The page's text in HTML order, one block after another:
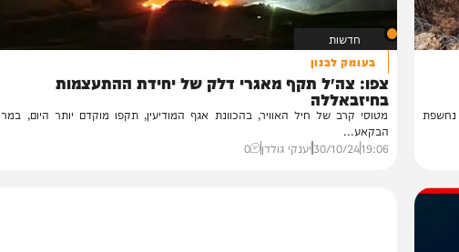
חדשות
בעומק לבנון
צפו: צה״ל תקף מאגרי דלק של יחידת ההתעצמות
בחיזבאללה
מטוסי קרב של חיל האוויר, בהכוונת אגף המודיעין, תקפו מוקדם יותר היום, במרחב
הבקאע...